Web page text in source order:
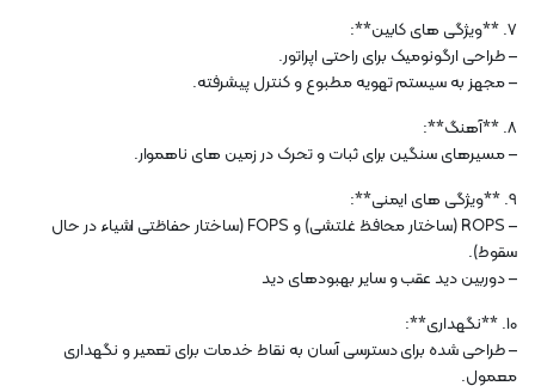
7. **ویژگی های کابین**:
– طراحی ارگونومیک برای راحتی اپراتور.
– مجهز به سیستم تهویه مطبوع و کنترل پیشرفته.
8. **آهنگ**:
– مسیرهای سنگین برای ثبات و تحرک در زمین های ناهموار.
9. **ویژگی های ایمنی**:
– ROPS (ساختار محافظ غلتشی) و FOPS (ساختار حفاظتی اشیاء در حال
سقوط).
– دوربین دید عقب و سایر بهبودهای دید
10. **نگهداری**:
– طراحی شده برای دسترسی آسان به نقاط خدمات برای تعمیر و نگهداری
معمول.